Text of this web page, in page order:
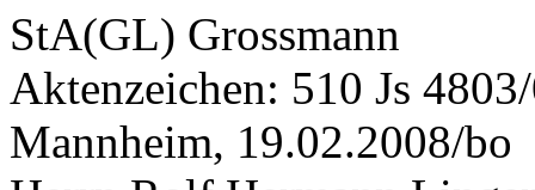
StA(GL) Grossmann
Aktenzeichen: 510 Js
Mannheim, 19.02.2008/bo